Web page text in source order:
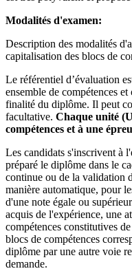
Modalités d'examen:
Description des modalités
capitalisation des blocs de
Le référentiel d’évaluation
ensemble de compétences
finalité du diplôme. Il peut
facultative. Chaque unité
compétences et à une
Les candidats s'inscrivent à
préparé le diplôme dans le
continue ou de la validation
manière automatique, pour
d'une note égale ou
acquis de l'expérience, une
compétences constitutives
blocs de compétences
diplôme par une autre voie
demande.